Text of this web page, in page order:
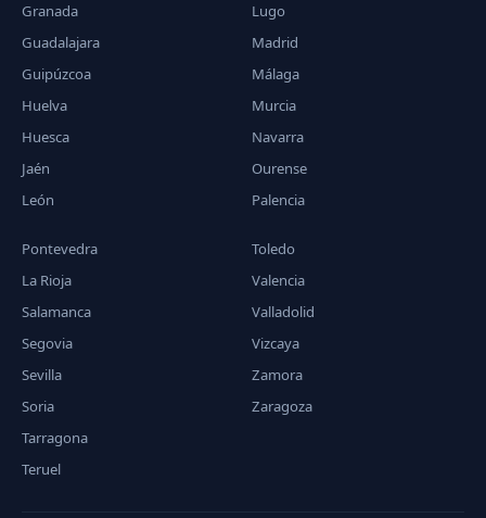
Granada
Guadalajara
Guipúzcoa
Huelva
Huesca
Jaén
León
Lugo
Madrid
Málaga
Murcia
Navarra
Ourense
Palencia
Pontevedra
La Rioja
Salamanca
Segovia
Sevilla
Soria
Tarragona
Teruel
Toledo
Valencia
Valladolid
Vizcaya
Zamora
Zaragoza